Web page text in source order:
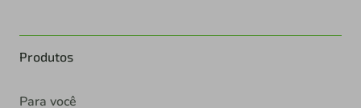
Produtos
Para você